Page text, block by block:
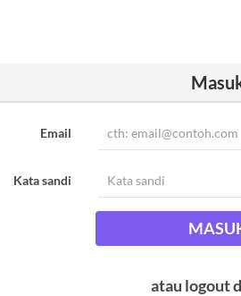
Email
Kata sandi
atau logout